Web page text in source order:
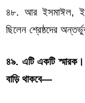
৪৮. আর ইসমাঈল,
ছিলেন শ্রেষ্ঠদের
৪৯. এটি একটি স্মারক।
বাড়ি থাকবে—